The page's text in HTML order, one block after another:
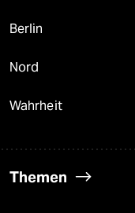
Berlin
Nord
Wahrheit
Themen